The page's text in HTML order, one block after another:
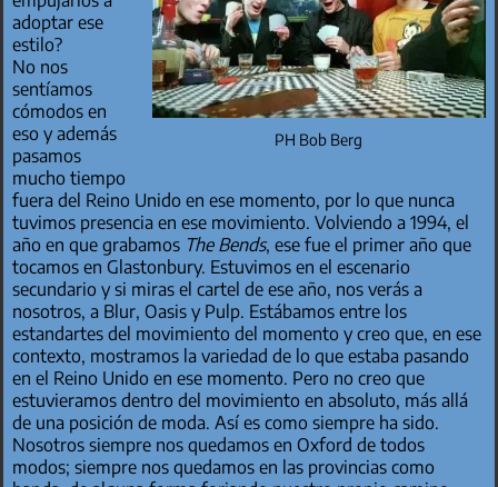
PH Bob Berg
adoptar ese
estilo?
No nos
sentíamos
cómodos en
eso y además
pasamos
mucho tiempo
fuera del Reino Unido en ese momento, por lo que nunca
tuvimos presencia en ese movimiento. Volviendo a 1994, el
año en que grabamos The Bends, ese fue el primer año que
tocamos en Glastonbury. Estuvimos en el escenario
secundario y si miras el cartel de ese año, nos verás a
nosotros, a Blur, Oasis y Pulp. Estábamos entre los
estandartes del movimiento del momento y creo que, en ese
contexto, mostramos la variedad de lo que estaba pasando
en el Reino Unido en ese momento. Pero no creo que
estuvieramos dentro del movimiento en absoluto, más allá
de una posición de moda. Así es como siempre ha sido.
Nosotros siempre nos quedamos en Oxford de todos
modos; siempre nos quedamos en las provincias como